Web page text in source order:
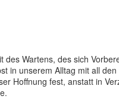
Wartens, des sich
in unserem Alltag mit all
Hoffnung fest, anstatt in